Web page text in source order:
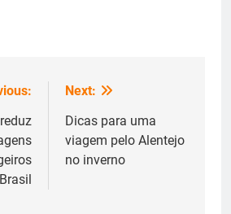
Next:
Dicas para uma
viagem pelo Alentejo
no inverno